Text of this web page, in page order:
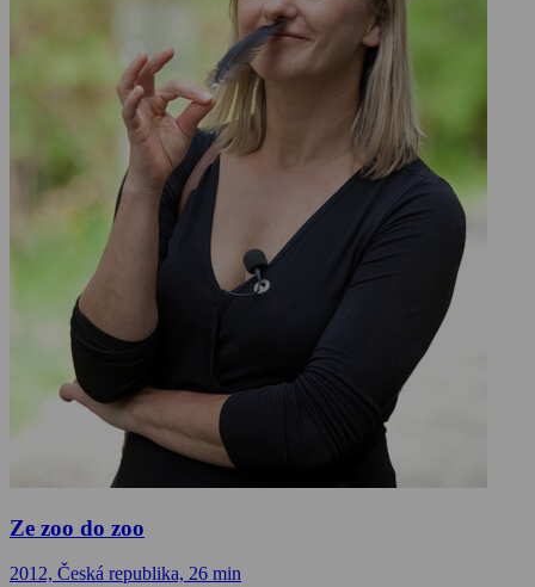
Ze zoo do zoo
2012, Česká republika, 26 min